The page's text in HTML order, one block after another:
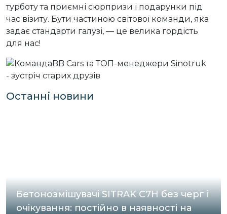
турботу та приємні сюрпризи і подарунки під
час візиту. Бути частиною світової команди, яка
задає стандарти галузі, — це велика гордість
для нас!
Останні новини
Бетонозмішувачі SITRAK C7H без черг і
очікування: постійно в наявності на